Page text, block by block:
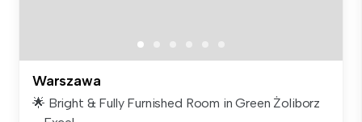
Warszawa
🌟 Bright & Fully Furnished Room in Green Żoliborz